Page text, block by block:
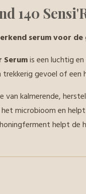
140
serum voor
Serumis een luchtig
gevoel of een
van kalmerende,
microbioom en
helpt de